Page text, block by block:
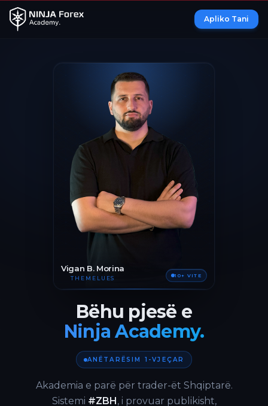
Apliko Tani
Vigan B. Morina
THEMELUES 10+ VITE
Bëhu pjesë e
Ninja Academy.
ANËTARËSIM 1-VJEÇAR
Akademia e parë për trader-ët Shqiptarë.
Sistemi #ZBH, i provuar publikisht,